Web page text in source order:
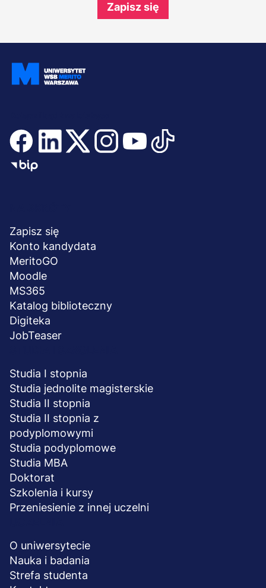
Zapisz się
stopka
Zapisz się
Konto kandydata
MeritoGO
Moodle
MS365
Katalog biblioteczny
Digiteka
JobTeaser
Studia I stopnia
Studia jednolite magisterskie
Studia II stopnia
Studia II stopnia z
podyplomowymi
Studia podyplomowe
Studia MBA
Doktorat
Szkolenia i kursy
Przeniesienie z innej uczelni
O uniwersytecie
Nauka i badania
Strefa studenta